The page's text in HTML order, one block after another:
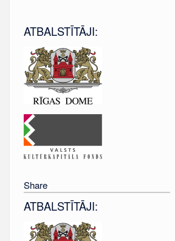
ATBALSTĪTĀJI:
Share
ATBALSTĪTĀJI: